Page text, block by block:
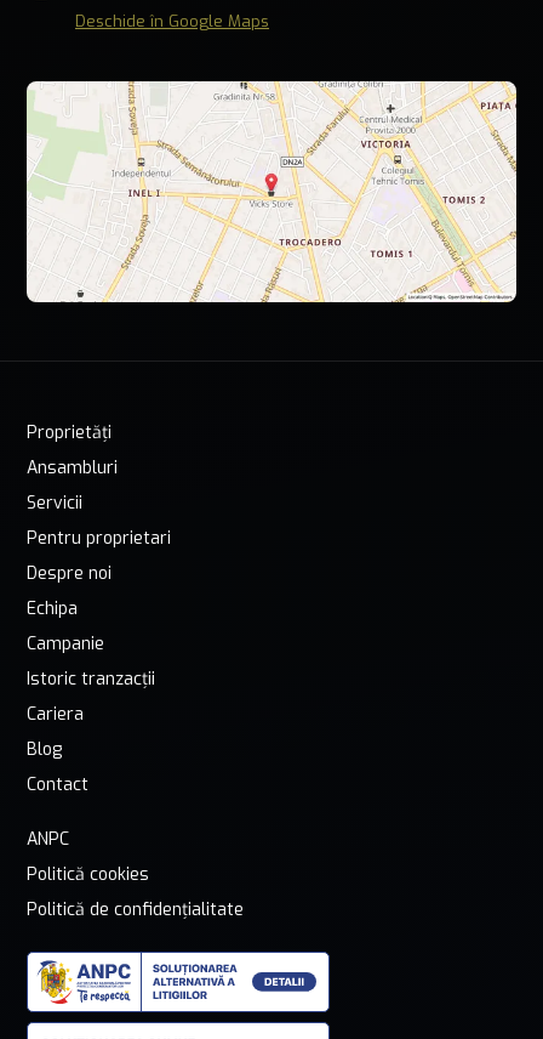
Deschide în Google Maps
Proprietăți
Ansambluri
Servicii
Pentru proprietari
Despre noi
Echipa
Campanie
Istoric tranzacții
Cariera
Blog
Contact
ANPC
Politică cookies
Politică de confidențialitate